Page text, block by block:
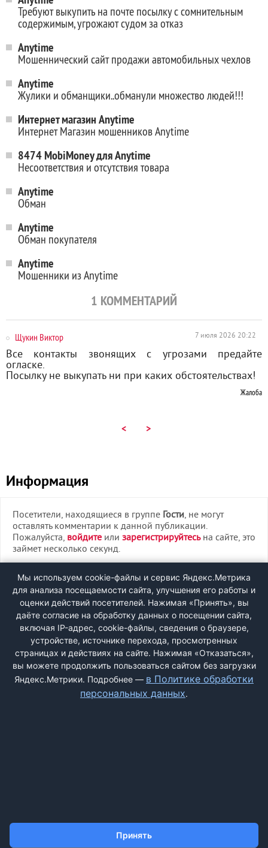
Требуют выкупить на почте посылку с сомнительным
содержимым, угрожают судом за отказ
Anytime
Мошеннический сайт продажи автомобильных чехлов
Anytime
Жулики и обманщики..обманули множество людей!!!
Интернет магазин Anytime
Интернет Магазин мошенников Anytime
8474 MobiMoney для Anytime
Несоответствия и отсутствия товара
Anytime
Обман
Anytime
Обман покупателя
Anytime
Мошенники из Anytime
1 КОММЕНТАРИЙ
Щукин Виктор 7 июля 2026 20:22
Все контакты звонящих с угрозами предайте
огласке.
Посылку не выкупать ни при каких обстоятельствах!
Жалоба
< >
Информация
Посетители, находящиеся в группе Гости, не могут
оставлять комментарии к данной публикации.
Пожалуйста, войдите или зарегистрируйтесьна сайте, это
займет несколько секунд.
ВХОД
РЕГИСТРАЦИЯ
Быстрая регистрациячерез соцсети:
ПОЛИТИКА ОБРАБОТКИ ПЕРСОНАЛЬНЫХ ДАННЫХ
Мы используем cookie-файлы и сервис Яндекс.Метрика
для анализа посещаемости сайта, улучшения его работы и
оценки действий посетителей. Нажимая «Принять», вы
даёте согласие на обработку данных о посещении сайта,
включая IP-адрес, cookie-файлы, сведения о браузере,
устройстве, источнике перехода, просмотренных
страницах и действиях на сайте. Нажимая «Отказаться»,
вы можете продолжить пользоваться сайтом без загрузки
Яндекс.Метрики. Подробнее — в Политике обработки
персональных данных.
Принять